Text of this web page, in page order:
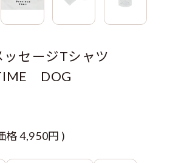
ッセージTシャツ
DOG
格4,950円 )